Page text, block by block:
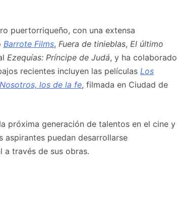
puertorriqueño, con una extensa
Barrote Films, Fuera de tinieblas, El último
Ezequías: Príncipe de Judá, y ha colaborado
recientes incluyen las películas Los
Nosotros, los de la fe, filmada en Ciudad de
próxima generación de talentos en el cine y
puedan desarrollarse
través de sus obras.